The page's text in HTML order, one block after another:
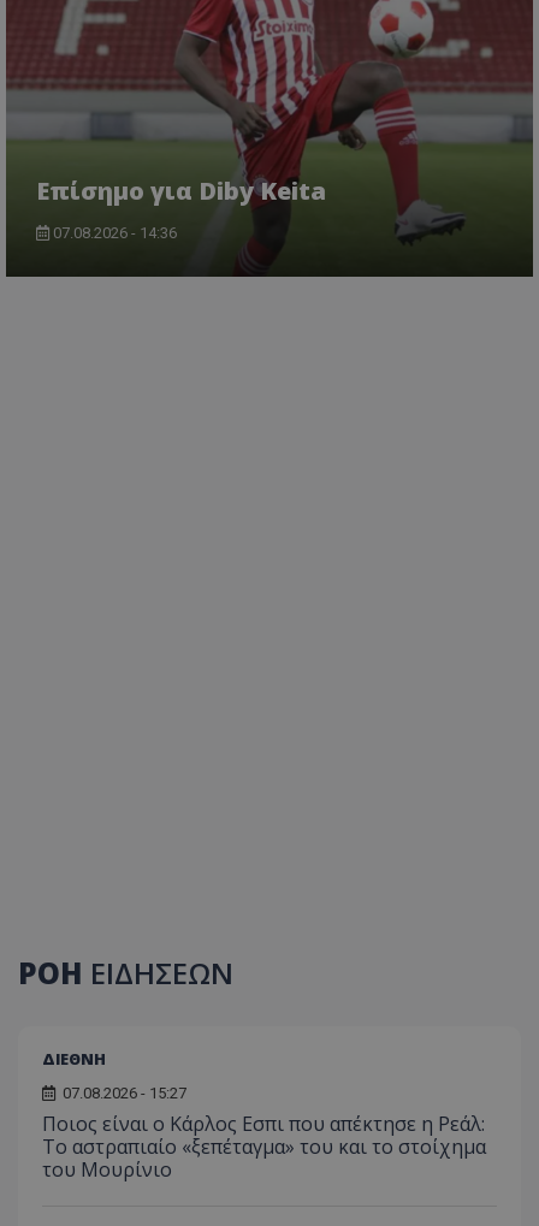
Επίσημο για Diby Keita
07.08.2026 - 14:36
ΡΟΗ ΕΙΔΗΣΕΩΝ
ΔΙΕΘΝΗ
07.08.2026 - 15:27
Ποιος είναι ο Κάρλος Εσπι που απέκτησε η Ρεάλ:
Το αστραπιαίο «ξεπέταγμα» του και το στοίχημα
του Μουρίνιο